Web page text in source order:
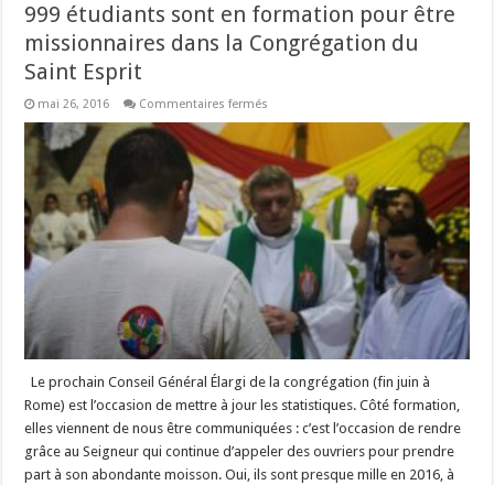
999 étudiants sont en formation pour être
missionnaires dans la Congrégation du
Saint Esprit
mai 26, 2016 Commentaires fermés
étudiants
sont
en
formation
pour
être
missionnaires
dans
la
Congrégation
Saint
Esprit
Le prochain Conseil Général Élargi de la congrégation (fin juin à
Rome) est l’occasion de mettre à jour les statistiques. Côté formation,
elles viennent de nous être communiquées : c’est l’occasion de rendre
grâce au Seigneur qui continue d’appeler des ouvriers pour prendre
part à son abondante moisson. Oui, ils sont presque mille en 2016, à